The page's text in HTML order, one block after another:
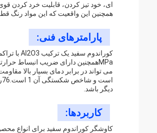
ای، خود تیز کردن، قابلیت خرد کردن
همچنین این واقعیت که این مواد رنگ
پارامترهای فنی:
دیگر باشد.
کاربردها:
کاوشگر کوراندوم سفید برای انواع